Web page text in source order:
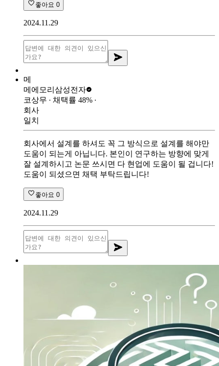
좋아요 0
2024.11.29
메
메에모리 삼성전자
코상무 ∙ 채택률 48% ∙
회사
일치
회사에서 설계를 하셔도 꼭 그 방식으로 설계를 해야만
도움이 되는게 아닙니다. 본인이 연구하는 방향에 맞게
잘 설계하시고 논문 쓰시면 다 현업에 도움이 될 겁니다!
도움이 되셨으면 채택 부탁드립니다!
좋아요 0
2024.11.29